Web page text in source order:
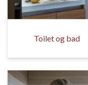
Toilet og bad